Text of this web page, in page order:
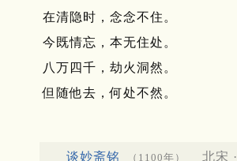
在清隐时，念念不住。
今既情忘，本无住处。
八万四千，劫火洞然。
但随他去，何处不然。
谈妙斋铭 （1100年） 北宋 ·